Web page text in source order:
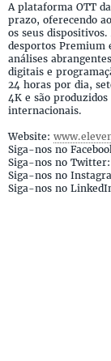
A plataforma OTT
prazo, oferecendo
os seus
desportos Premium
análises
digitais e
24 horas por dia,
4K e são
internacionais.
Website:
Siga-nos no
Siga-nos no Twitter:
Siga-nos no
Siga-nos no